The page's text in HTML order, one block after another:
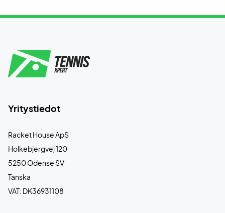
Yritystiedot
Racket House ApS
Holkebjergvej 120
5250 Odense SV
Tanska
VAT: DK36931108